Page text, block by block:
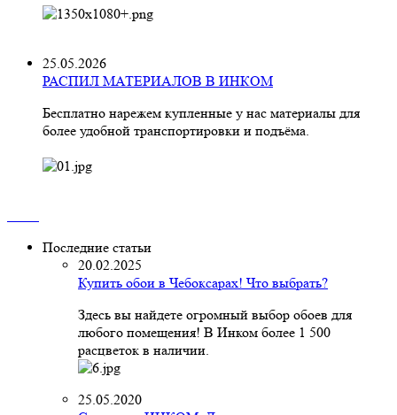
25.05.2026
РАСПИЛ МАТЕРИАЛОВ В ИНКОМ
Бесплатно нарежем купленные у нас материалы для
более удобной транспортировки и подъёма.
Последние статьи
20.02.2025
Купить обои в Чебоксарах! Что выбрать?
Здесь вы найдете огромный выбор обоев для
любого помещения! В Инком более 1 500
расцветок в наличии.
25.05.2020